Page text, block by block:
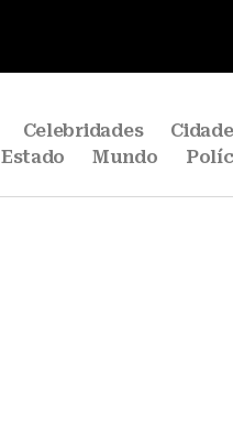
Celebridades Cidade
Estado Mundo